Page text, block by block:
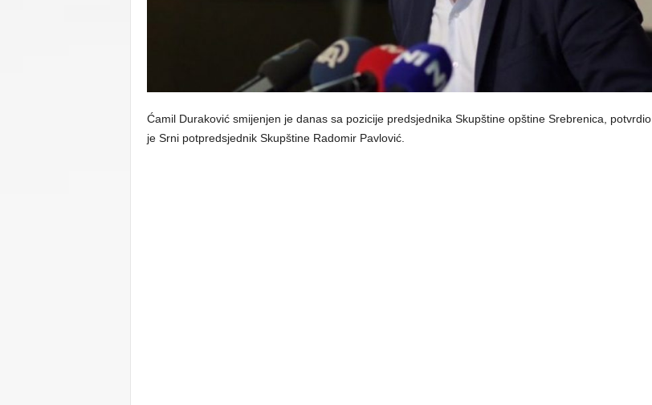
Ćamil Duraković smijenjen je danas sa pozicije predsjednika Skupštine opštine Srebrenica, potvrdio
je Srni potpredsjednik Skupštine Radomir Pavlović.